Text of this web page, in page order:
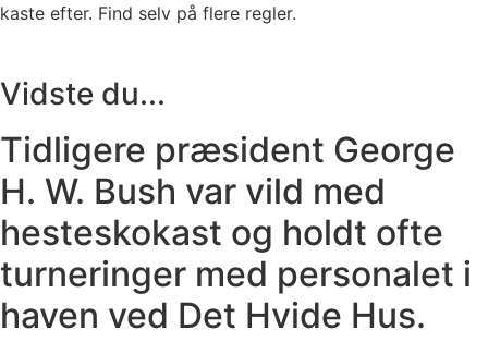
kaste efter. Find selv på flere regler.
Vidste du...
Tidligere præsident George
H. W. Bush var vild med
hesteskokast og holdt ofte
turneringer med personalet i
haven ved Det Hvide Hus.